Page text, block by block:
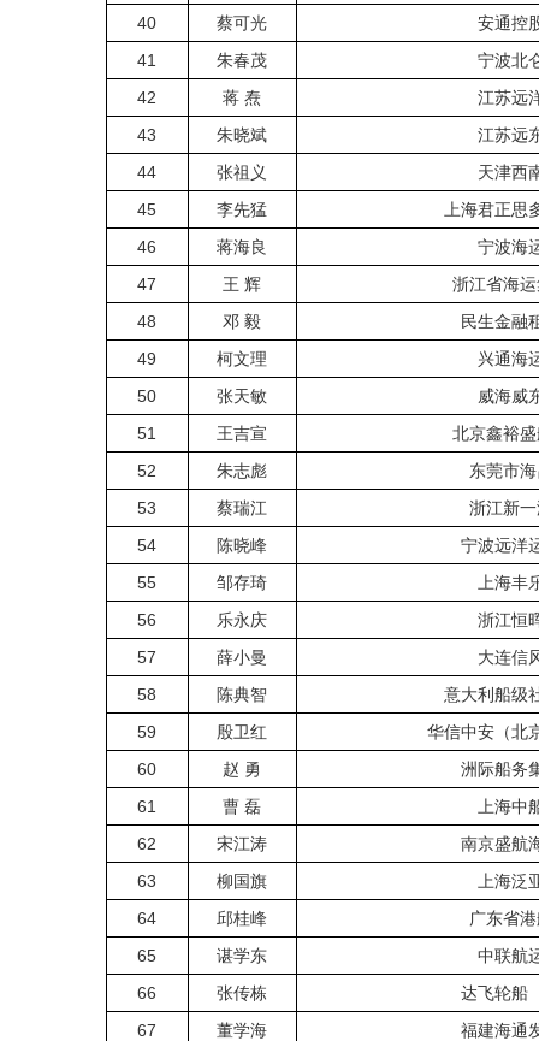
40
蔡可光
安通控
41
朱春茂
宁波北
42
蒋 焘
江苏远
43
朱晓斌
江苏远
44
张祖义
天津西
45
李先猛
上海君正思
46
蒋海良
宁波海
47
王 辉
浙江省海
48
邓 毅
民生金融
49
柯文理
兴通海
50
张天敏
威海威
51
王吉宣
北京鑫裕
52
朱志彪
东莞市
53
蔡瑞江
浙江新
54
陈晓峰
宁波远洋
55
邹存琦
上海丰
56
乐永庆
浙江恒
57
薛小曼
大连信
58
陈典智
意大利船级
59
殷卫红
华信中安（北
60
赵 勇
洲际船务
61
曹 磊
上海中
62
宋江涛
南京盛航
63
柳国旗
上海泛
64
邱桂峰
广东省
65
谌学东
中联航
66
张传栋
达飞轮船
67
董学海
福建海通